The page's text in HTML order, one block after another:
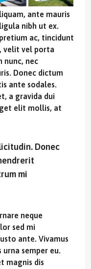
ante mauris
nibh ut ex.
ac, tincidunt
velit vel porta
nunc, nec
Donec dictum
ante sodales.
a gravida dui
elit mollis, at
Donec
mi
neque
sed mi
ante. Vivamus
urna semper eu.
magnis dis